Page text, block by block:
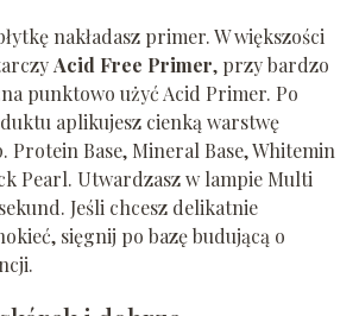
nakładasz primer. W większości
Acid Free Primer, przy bardzo
punktowo użyć Acid Primer. Po
aplikujesz cienką warstwę
Protein Base, Mineral Base, Whitemin
Pearl. Utwardzasz w lampie Multi
Jeśli chcesz delikatnie
sięgnij po bazę budującą o